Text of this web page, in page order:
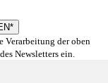
der oben
Newsletters ein.